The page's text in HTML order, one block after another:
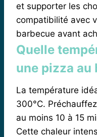
et supporter les
compatibilité avec
barbecue avant
Quelle
une pizza au
La température
300°C.
au moins 10 à 15
Cette chaleur